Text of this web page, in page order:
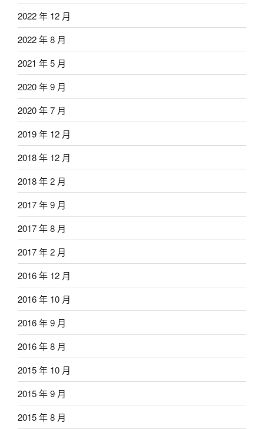
2022 年 12 月
2022 年 8 月
2021 年 5 月
2020 年 9 月
2020 年 7 月
2019 年 12 月
2018 年 12 月
2018 年 2 月
2017 年 9 月
2017 年 8 月
2017 年 2 月
2016 年 12 月
2016 年 10 月
2016 年 9 月
2016 年 8 月
2015 年 10 月
2015 年 9 月
2015 年 8 月